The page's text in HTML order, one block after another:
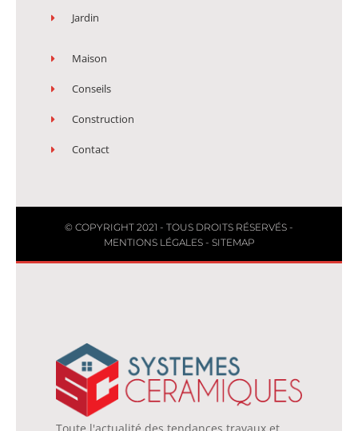
Jardin
Maison
Conseils
Construction
Contact
© COPYRIGHT 2021 - TOUS DROITS RÉSERVÉS -
MENTIONS LÉGALES- SITEMAP